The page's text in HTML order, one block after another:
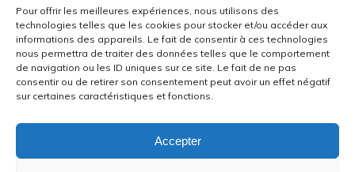
Pour offrir les meilleures expériences, nous utilisons des
technologies telles que les cookies pour stocker et/ou accéder aux
informations des appareils. Le fait de consentir à ces technologies
nous permettra de traiter des données telles que le comportement
de navigation ou les ID uniques sur ce site. Le fait de ne pas
consentir ou de retirer son consentement peut avoir un effet négatif
sur certaines caractéristiques et fonctions.
Accepter
RENDEZ-VOUS
© 2022 – 2026Autour du Feu 77
RGPD